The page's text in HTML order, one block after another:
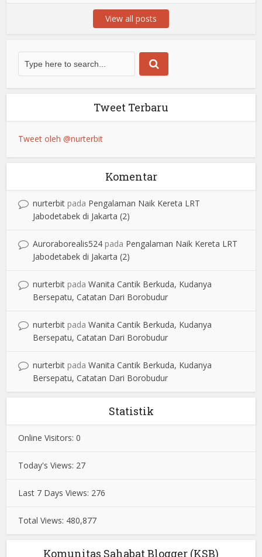
View all posts
Tweet Terbaru
Tweet oleh @nurterbit
Komentar
nurterbit pada Pengalaman Naik Kereta LRT
Jabodetabek di Jakarta (2)
Auroraborealis524 pada Pengalaman Naik Kereta LRT
Jabodetabek di Jakarta (2)
nurterbit padaWanita Cantik Berkuda, Kudanya
Bersepatu, Catatan Dari Borobudur
nurterbit padaWanita Cantik Berkuda, Kudanya
Bersepatu, Catatan Dari Borobudur
nurterbit padaWanita Cantik Berkuda, Kudanya
Bersepatu, Catatan Dari Borobudur
Statistik
Online Visitors:0
Today's Views: 27
Last 7 Days Views: 276
Total Views: 480,877
Komunitas Sahabat Blogger (KSB)